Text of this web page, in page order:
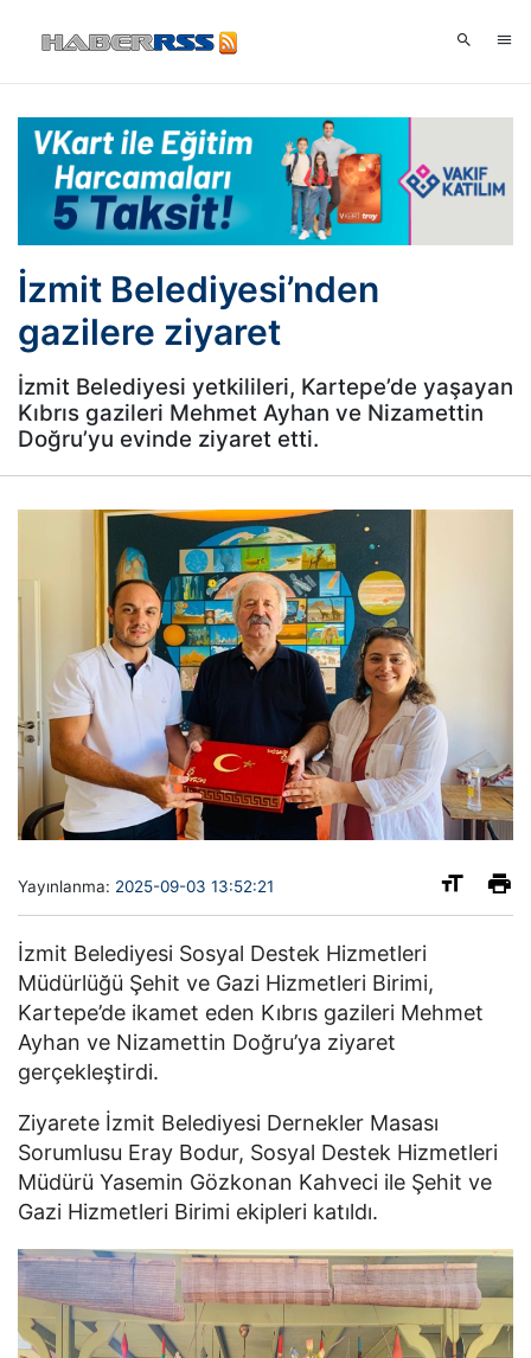
İzmit Belediyesi’nden
gazilere ziyaret
İzmit Belediyesi yetkilileri, Kartepe’de yaşayan
Kıbrıs gazileri Mehmet Ayhan ve Nizamettin
Doğru’yu evinde ziyaret etti.
Yayınlanma: 2025-09-03 13:52:21
İzmit Belediyesi Sosyal Destek Hizmetleri
Müdürlüğü Şehit ve Gazi Hizmetleri Birimi,
Kartepe’de ikamet eden Kıbrıs gazileri Mehmet
Ayhan ve Nizamettin Doğru’ya ziyaret
gerçekleştirdi.
Ziyarete İzmit Belediyesi Dernekler Masası
Sorumlusu Eray Bodur, Sosyal Destek Hizmetleri
Müdürü Yasemin Gözkonan Kahveci ile Şehit ve
Gazi Hizmetleri Birimi ekipleri katıldı.